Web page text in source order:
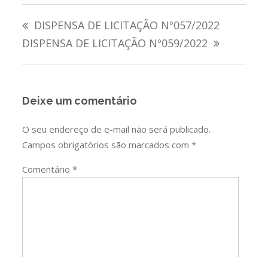
DISPENSA DE LICITAÇÃO Nº057/2022
DISPENSA DE LICITAÇÃO Nº059/2022
Deixe um comentário
O seu endereço de e-mail não será publicado.
Campos obrigatórios são marcados com*
Comentário*